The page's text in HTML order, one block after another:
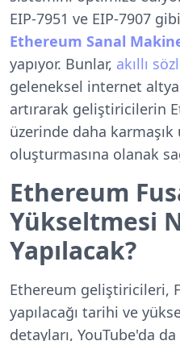
EIP-7951 ve EIP-7907
Ethereum Sanal
yapıyor. Bunlar, akıllı
geleneksel internet
artırarak geliştiricilerin
üzerinde daha
oluşturmasına olanak
Ethereum
Yükseltmesi
Yapılacak?
Ethereum geliştiricileri,
yapılacağı tarihi ve
detayları, YouTube'da